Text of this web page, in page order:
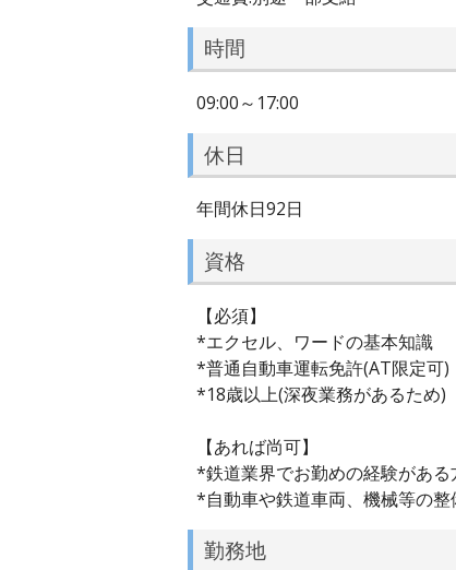
時間
09:00～17:00
休日
年間休日92日
資格
【必須】
*エクセル、ワードの基本知識
*普通自動車運転免許(AT限定可)
*18歳以上(深夜業務があるため)
【あれば尚可】
*鉄道業界でお勤めの経験がある
*自動車や鉄道車両、機械等の
勤務地